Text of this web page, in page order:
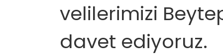
velilerimizi
davet ediyoruz.